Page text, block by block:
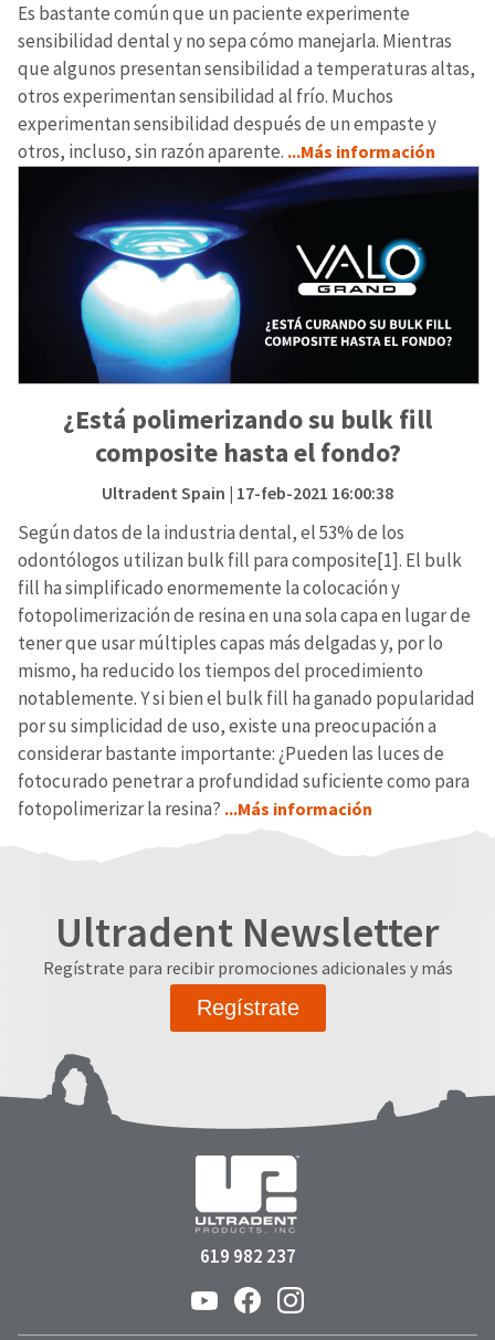
Es bastante común que un paciente experimente
sensibilidad dental y no sepa cómo manejarla. Mientras
que algunos presentan sensibilidad a temperaturas altas,
otros experimentan sensibilidad al frío. Muchos
experimentan sensibilidad después de un empaste y
otros, incluso, sin razón aparente. ...Más información
¿Está polimerizando su bulk fill
composite hasta el fondo?
Ultradent Spain | 17-feb-2021 16:00:38
Según datos de la industria dental, el 53% de los
odontólogos utilizan bulk fill para composite[1]. El bulk
fill ha simplificado enormemente la colocación y
fotopolimerización de resina en una sola capa en lugar de
tener que usar múltiples capas más delgadas y, por lo
mismo, ha reducido los tiempos del procedimiento
notablemente. Y si bien el bulk fill ha ganado popularidad
por su simplicidad de uso, existe una preocupación a
considerar bastante importante: ¿Pueden las luces de
fotocurado penetrar a profundidad suficiente como para
fotopolimerizar la resina? ...Más información
Ultradent Newsletter
Regístrate para recibir promociones adicionales y más
Regístrate
619 982 237